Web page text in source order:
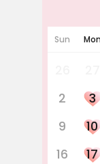
Sun Mon
2
3
9
10
16
17